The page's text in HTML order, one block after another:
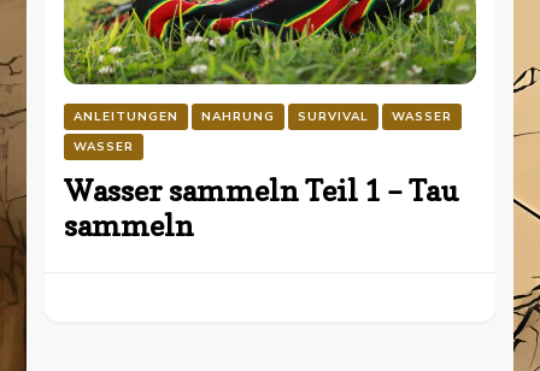
ANLEITUNGEN NAHRUNG SURVIVAL
WASSER
WASSER
Wasser sammeln Teil 1 – Tau
sammeln